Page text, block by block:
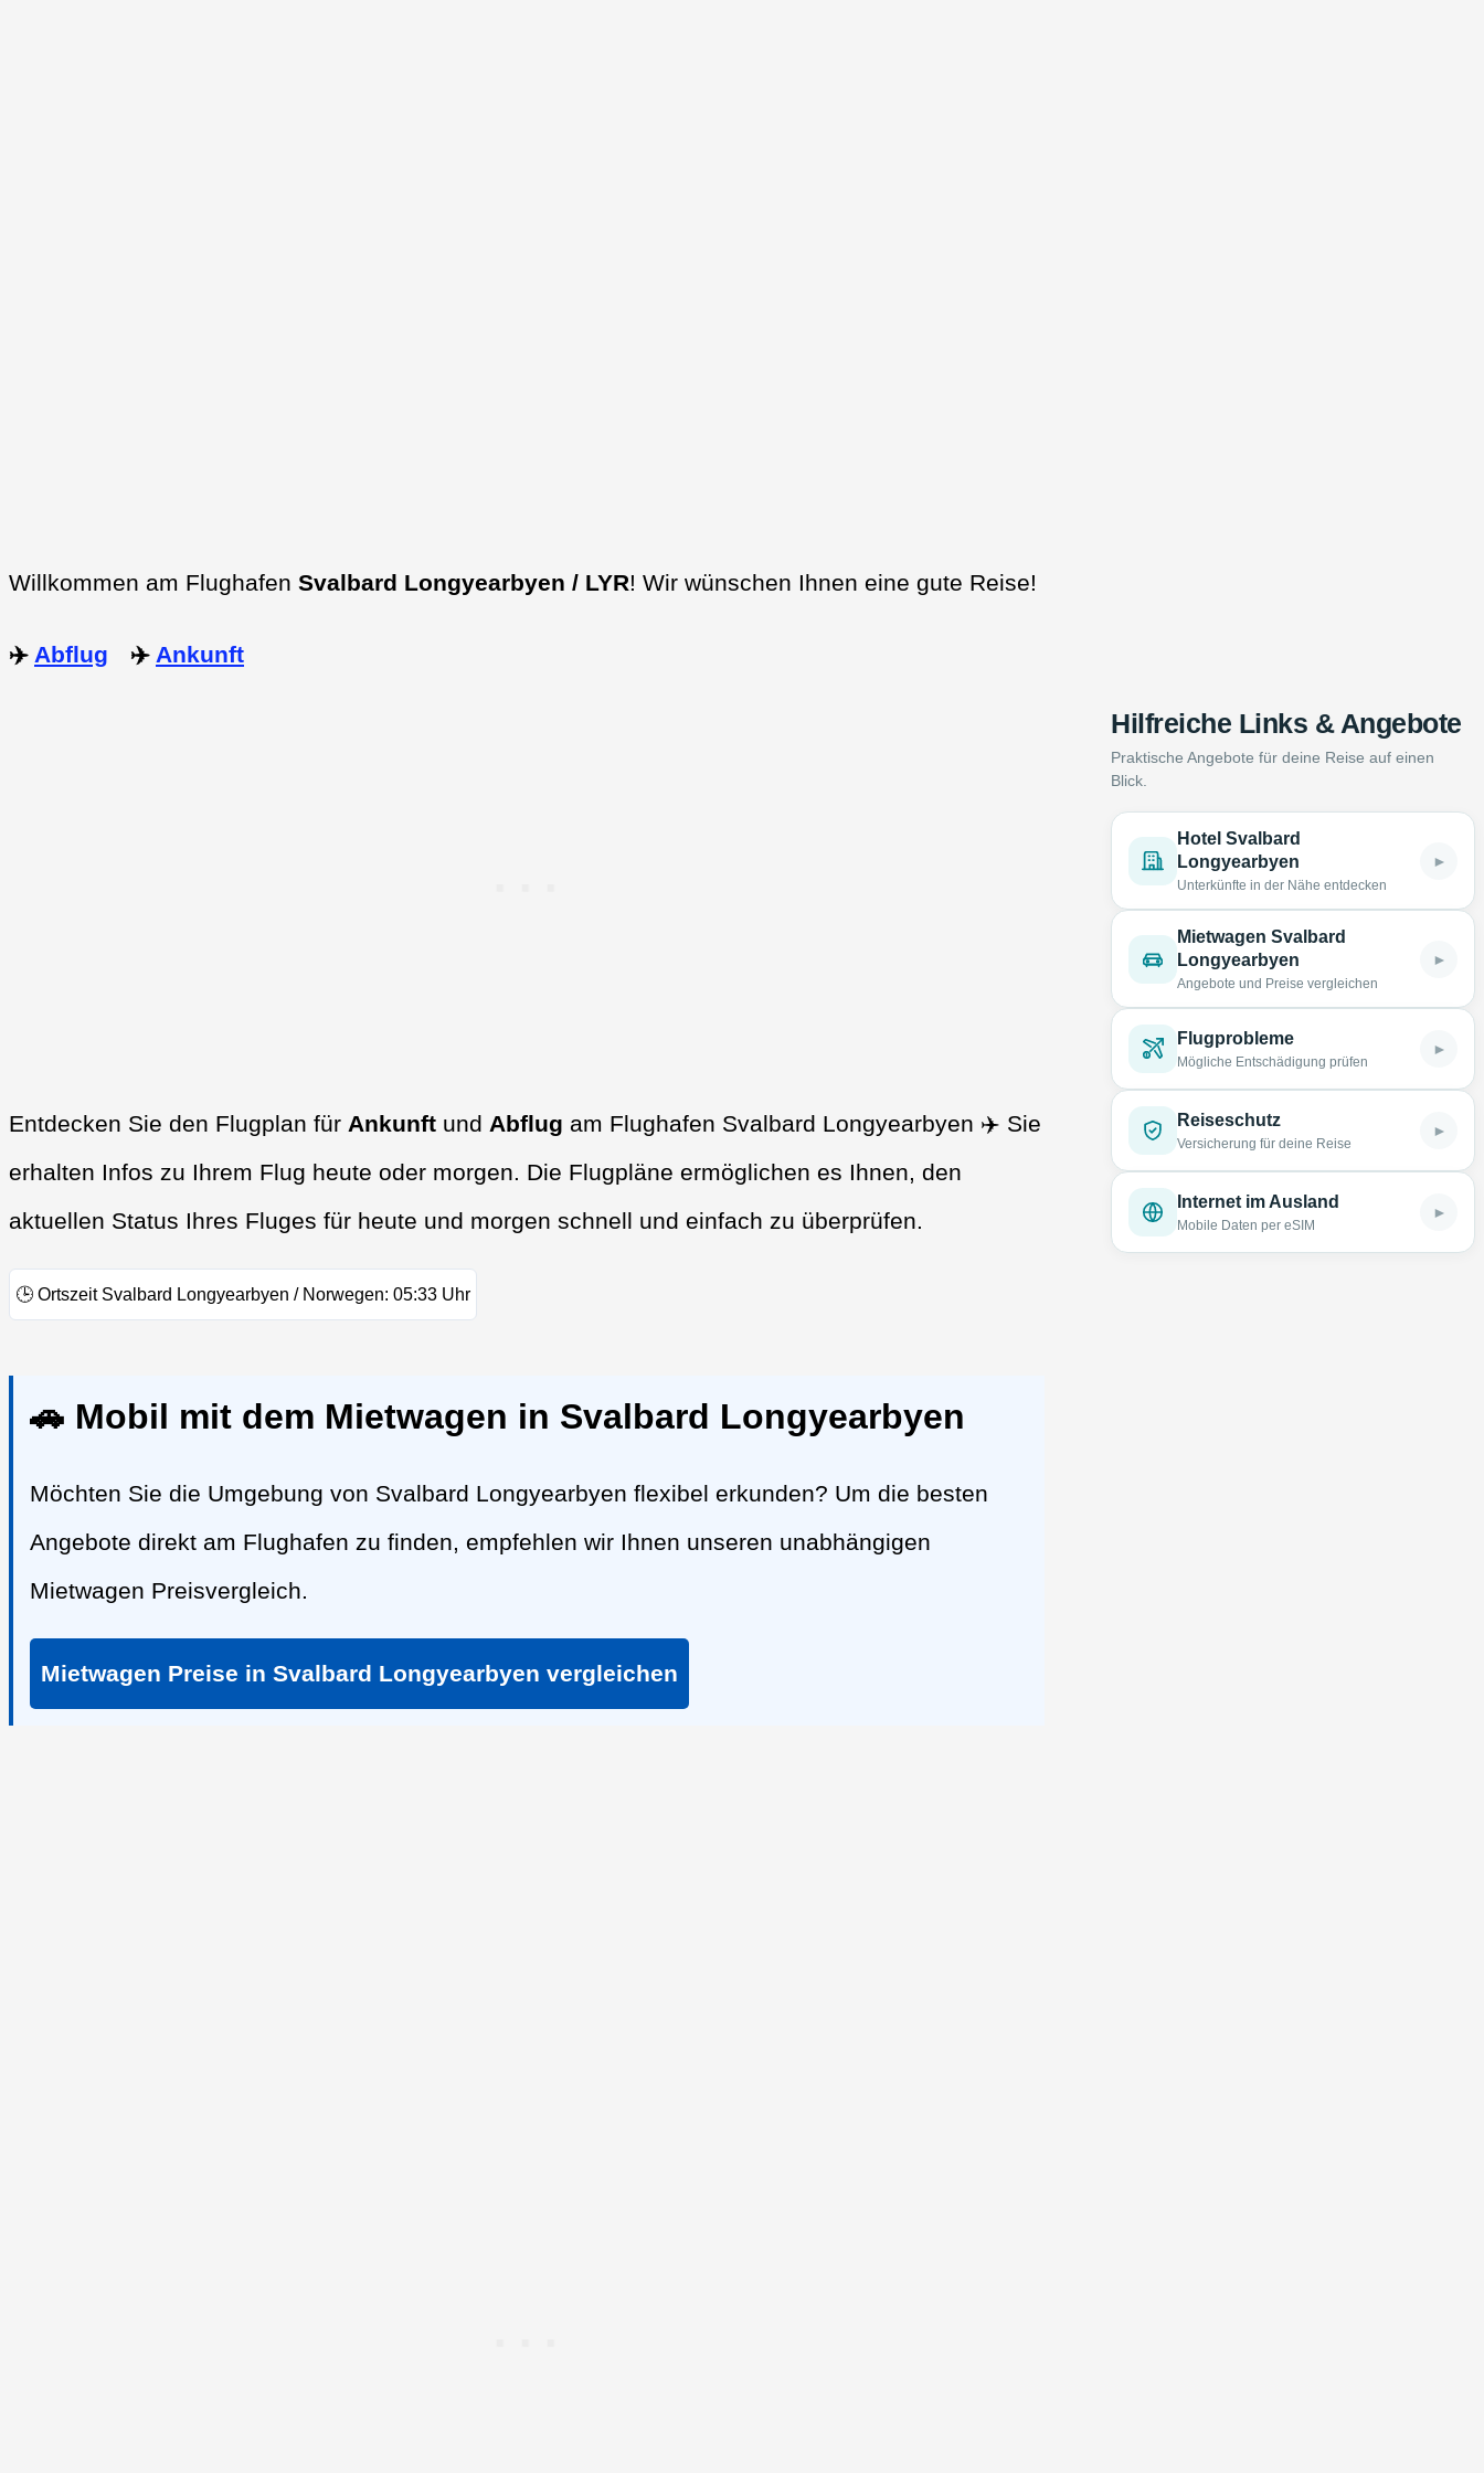
Willkommen am Flughafen Svalbard Longyearbyen / LYR! Wir wünschen Ihnen eine gute Reise!
✈️ Abflug ✈️ Ankunft
Entdecken Sie den Flugplan für Ankunft und Abflug am Flughafen Svalbard Longyearbyen ✈️ Sie
erhalten Infos zu Ihrem Flug heute oder morgen. Die Flugpläne ermöglichen es Ihnen, den
aktuellen Status Ihres Fluges für heute und morgen schnell und einfach zu überprüfen.
🕒 Ortszeit Svalbard Longyearbyen / Norwegen: 05:33 Uhr
🚗 Mobil mit dem Mietwagen in Svalbard Longyearbyen
Möchten Sie die Umgebung von Svalbard Longyearbyen flexibel erkunden? Um die besten
Angebote direkt am Flughafen zu finden, empfehlen wir Ihnen unseren unabhängigen
Mietwagen Preisvergleich.
Mietwagen Preise in Svalbard Longyearbyen vergleichen
Hilfreiche Links & Angebote
Praktische Angebote für deine Reise auf einen
Blick.
Hotel Svalbard
Longyearbyen
Unterkünfte in der Nähe entdecken
►
Mietwagen Svalbard
Longyearbyen
Angebote und Preise vergleichen
►
Flugprobleme
Mögliche Entschädigung prüfen
►
Reiseschutz
Versicherung für deine Reise
►
Internet im Ausland
Mobile Daten per eSIM
►